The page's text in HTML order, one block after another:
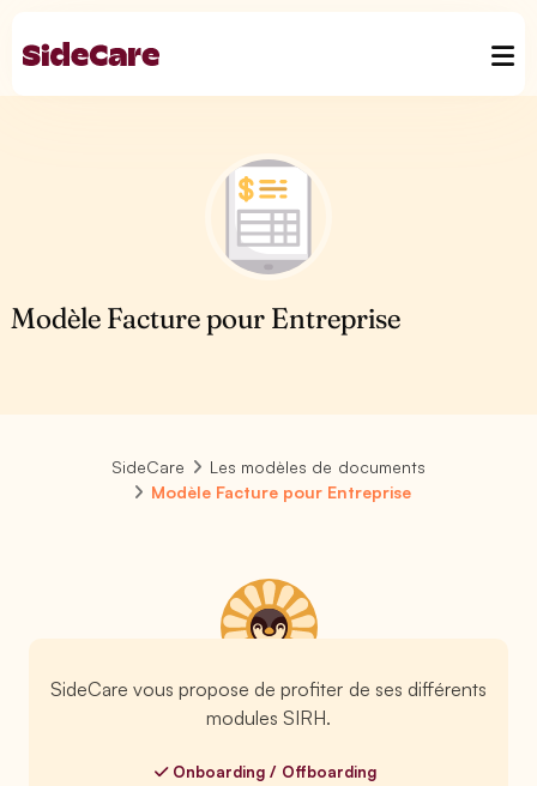
Modèle Facture pour Entreprise
SideCare
Les modèles de documents
Modèle Facture pour Entreprise
SideCare vous propose de profiter de ses différents
modules SIRH.
Onboarding / Offboarding